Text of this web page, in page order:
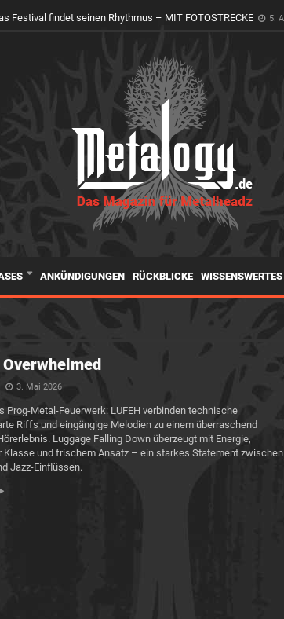
Ground erwacht zum Leben 4. August 2026
ANKÜNDIGUNGEN RÜCKBLICKE WISSENSWERTES
Overwhelmed
3. Mai 2026
Prog-Metal-Feuerwerk: LUFEH verbinden technische
Riffs und eingängige Melodien zu einem überraschend
Luggage Falling Down überzeugt mit Energie,
Klasse und frischem Ansatz – ein starkes Statement zwischen
Jazz-Einflüssen.